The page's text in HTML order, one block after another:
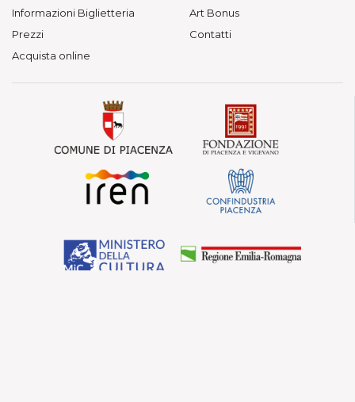
Informazioni Biglietteria
Prezzi
Acquista online
Art Bonus
Contatti